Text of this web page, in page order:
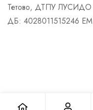
Тетово, ДТПУ
ДБ: 4028011515246